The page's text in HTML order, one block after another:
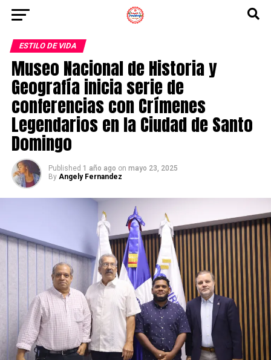
ESTILO DE VIDA
Museo Nacional de Historia y
Geografía inicia serie de
conferencias con Crímenes
Legendarios en la Ciudad de Santo
Domingo
Published 1 año ago on mayo 23, 2025
By Angely Fernandez